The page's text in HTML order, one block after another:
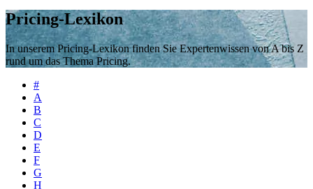
Pricing-Lexikon
In unserem Pricing-Lexikon finden Sie Expertenwissen von A bis Z
rund um das Thema Pricing.
#
A
B
C
D
E
F
G
H